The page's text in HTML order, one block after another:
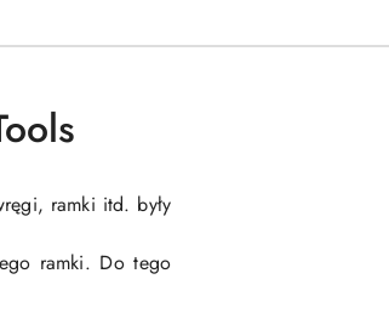
ramki itd. były
ramki. Do tego